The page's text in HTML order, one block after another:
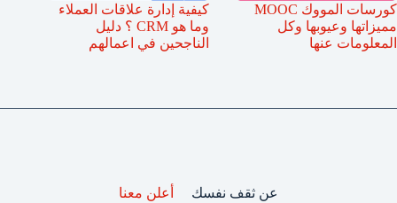
كورسات المووك MOOC
مميزاتها وعيوبها وكل
المعلومات عنها
كيفية إدارة علاقات العملاء
وما هو CRM ؟ دليل
الناجحين في اعمالهم
عن ثقف نفسك
أعلن معنا